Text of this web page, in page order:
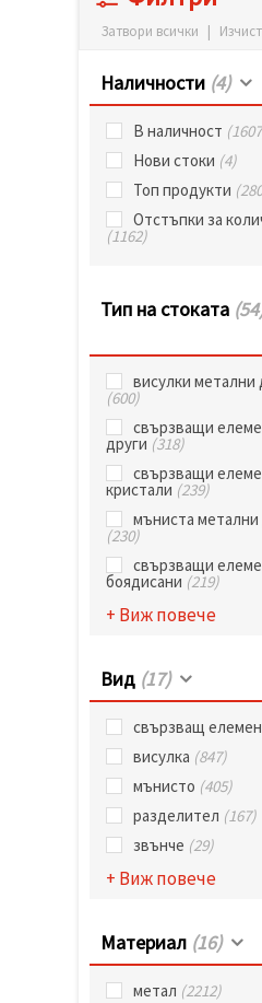
предпочитанията
Затвори всички |
Наличности (4)
В наличност
Нови стоки (4)
Топ продукти
Отстъпки за
(1162)
Тип на стоката
висулки метални
(600)
свързващи
други (318)
свързващи
кристали (239)
мъниста метални
(230)
свързващи
боядисани (219)
+ Виж повече
Вид (17)
свързващ
висулка (847)
мънисто (405)
разделител (167)
звънче (29)
+ Виж повече
Материал (16)
метал (2212)